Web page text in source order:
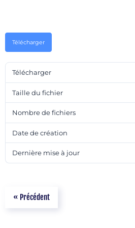
Télécharger
Télécharger
Taille du fichier
Nombre de fichiers
Date de création
Dernière mise à jour
« Précédent